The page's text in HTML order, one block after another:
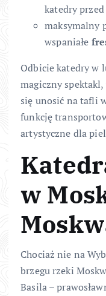
katedry
maksymalny
wspaniałe
Odbicie katedry w
magiczny
się unosić na tafli
funkcję
artystyczne dla
w
Chociaż nie na
brzegu rzeki
Basila –